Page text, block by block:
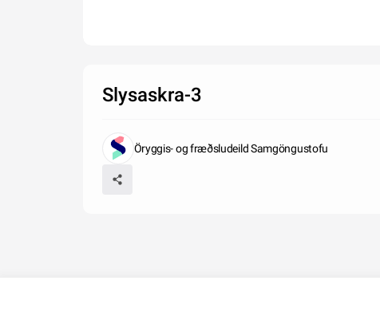
Slysaskra-3
Öryggis- og fræðsludeild Samgöngustofu